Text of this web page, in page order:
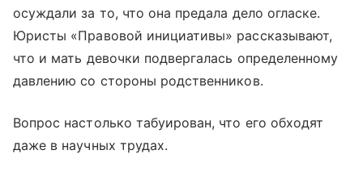
осуждали за то, что она предала дело огласке.
Юристы «Правовой инициативы» рассказывают,
что и мать девочки подвергалась определенному
давлению со стороны родственников.
Вопрос настолько табуирован, что его обходят
даже в научных трудах.